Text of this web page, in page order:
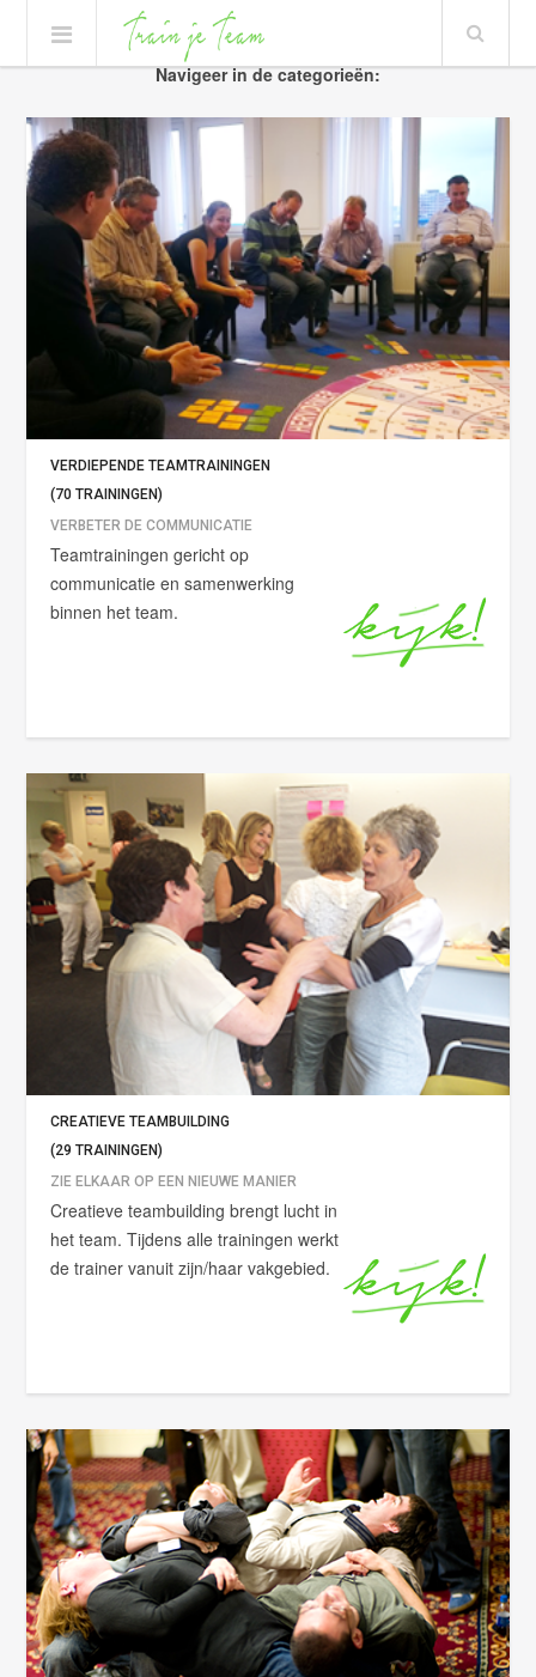
Navigeer in de categorieën:
VERDIEPENDE TEAMTRAININGEN
(70 TRAININGEN)
VERBETER DE COMMUNICATIE
Teamtrainingen gericht op
communicatie en samenwerking
binnen het team.
CREATIEVE TEAMBUILDING
(29 TRAININGEN)
ZIE ELKAAR OP EEN NIEUWE MANIER
Creatieve teambuilding brengt lucht in
het team. Tijdens alle trainingen werkt
de trainer vanuit zijn/haar vakgebied.